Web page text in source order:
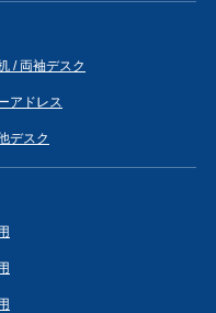
/ 両袖デスク
アドレス
デスク